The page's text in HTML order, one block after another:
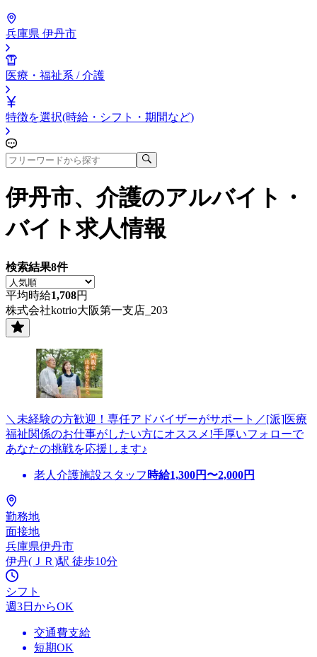
兵庫県 伊丹市
医療・福祉系 / 介護
特徴を選択(時給・シフト・期間など)
伊丹市、介護のアルバイト・
バイト求人情報
検索結果8件
平均時給1,708円
株式会社kotrio大阪第一支店_203
＼未経験の方歓迎！専任アドバイザーがサポート／[派]医療
福祉関係のお仕事がしたい方にオススメ!手厚いフォローで
あなたの挑戦を応援します♪
老人介護施設スタッフ 時給1,300円〜2,000円
勤務地
面接地
兵庫県伊丹市
伊丹(ＪＲ)駅 徒歩10分
シフト
週3日からOK
交通費支給
短期OK